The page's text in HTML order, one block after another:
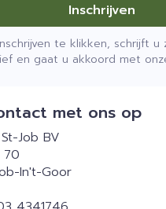
Inschrijven
te klikken, schrijft u
en gaat u akkoord met
met ons op
Job BV
70
In't-Goor